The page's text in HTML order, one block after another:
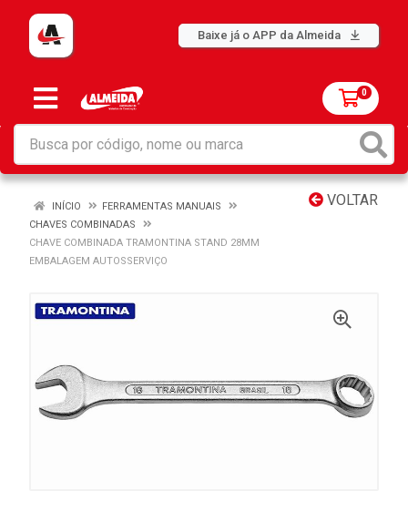
Baixe já o APP da Almeida
0
VOLTAR
INÍCIO
FERRAMENTAS MANUAIS
CHAVES COMBINADAS
CHAVE COMBINADA TRAMONTINA STAND 28MM
EMBALAGEM AUTOSSERVIÇO